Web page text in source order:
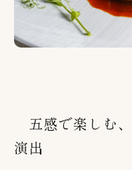
五感で楽しむ
演出